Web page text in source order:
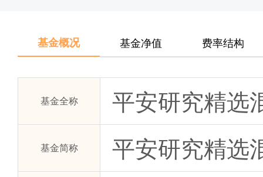
基金概况 基金净值 费率结构
基金全称 平安研究精选
基金简称 平安研究精选